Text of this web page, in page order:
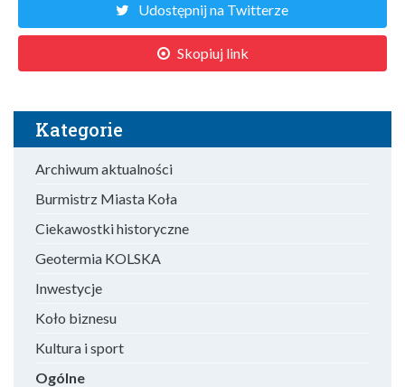
Udostępnij na Twitterze
Skopiuj link
Kategorie
Archiwum aktualności
Burmistrz Miasta Koła
Ciekawostki historyczne
Geotermia KOLSKA
Inwestycje
Koło biznesu
Kultura i sport
Ogólne